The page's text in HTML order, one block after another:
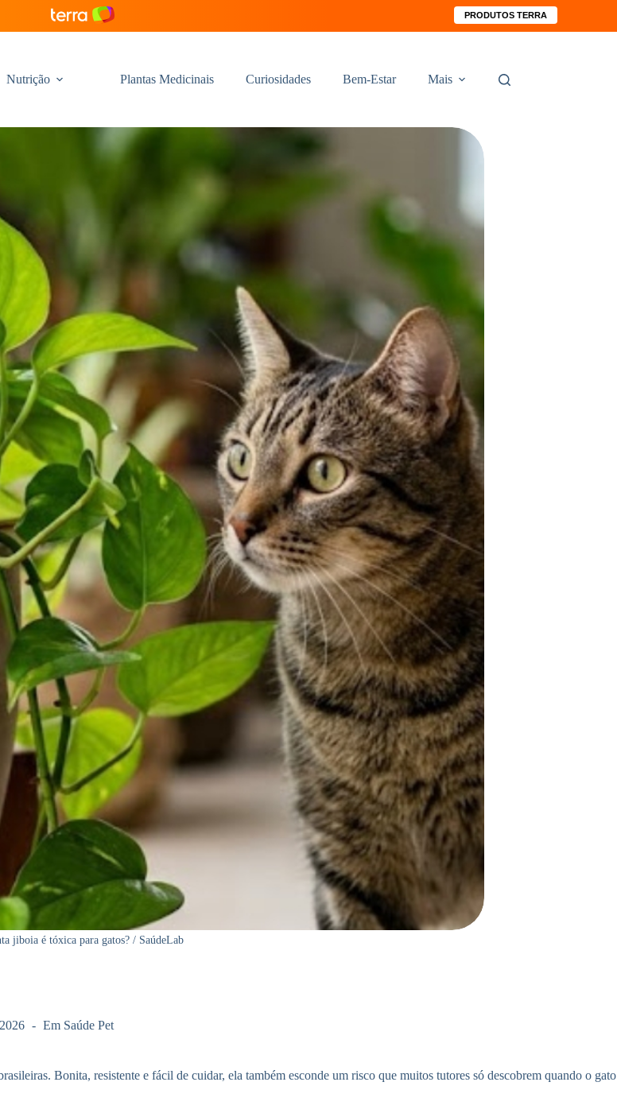
PRODUTOS TERRA
Nutrição Plantas Medicinais Curiosidades Bem-Estar Mais
jiboia é tóxica para gatos? / SaúdeLab
Em Saúde Pet
Bonita, resistente e fácil de cuidar, ela também esconde um risco que muitos tutores só descobrem quando o gato